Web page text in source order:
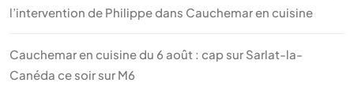
l’intervention de Philippe dans Cauchemar en cuisine
Cauchemar en cuisine du 6 août : cap sur Sarlat-la-
Canéda ce soir sur M6